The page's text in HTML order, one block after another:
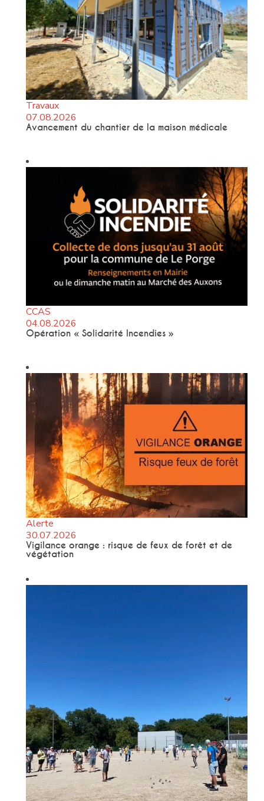
Travaux
07.08.2026
Avancement du chantier de la maison médicale
CCAS
04.08.2026
Opération « Solidarité Incendies »
Alerte
30.07.2026
Vigilance orange : risque de feux de forêt et de
végétation